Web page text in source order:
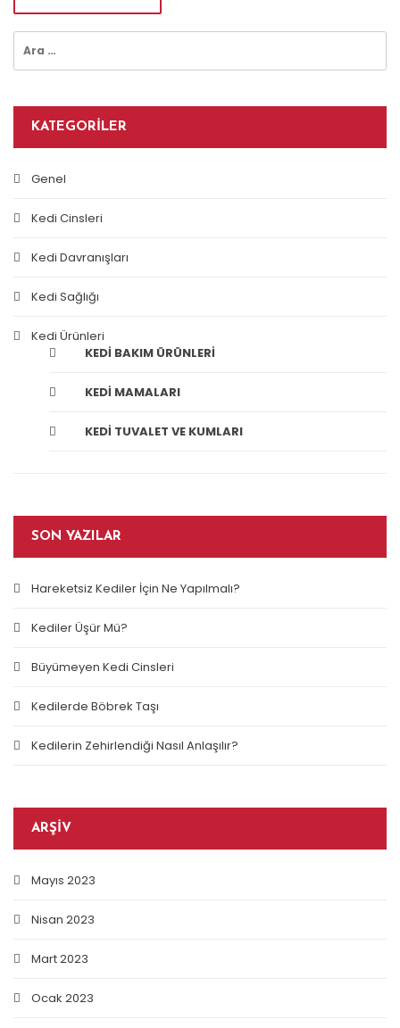
Arama:
KATEGORILER
Genel
Kedi Cinsleri
Kedi Davranışları
Kedi Sağlığı
Kedi Ürünleri
KEDI BAKIM ÜRÜNLERI
KEDI MAMALARI
KEDI TUVALET VE KUMLARI
SON YAZILAR
Hareketsiz Kediler İçin Ne Yapılmalı?
Kediler Üşür Mü?
Büyümeyen Kedi Cinsleri
Kedilerde Böbrek Taşı
Kedilerin Zehirlendiği Nasıl Anlaşılır?
ARŞIV
Mayıs 2023
Nisan 2023
Mart 2023
Ocak 2023